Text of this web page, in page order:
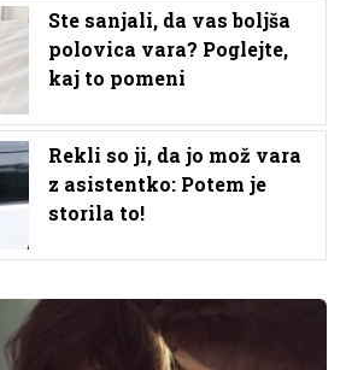
Ste sanjali, da vas boljša
polovica vara? Poglejte,
kaj to pomeni
Rekli so ji, da jo mož vara
z asistentko: Potem je
storila to!